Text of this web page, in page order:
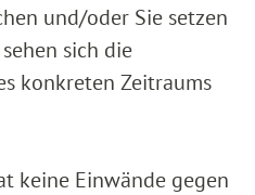
und/oder Sie setzen
sich die
konkreten Zeitraums
keine Einwände gegen